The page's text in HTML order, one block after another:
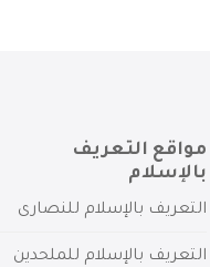
مواقع التعريف
بالإسلام
التعريف بالإسلام للنصارى
التعريف بالإسلام للملحدين